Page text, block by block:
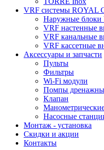
VRF системы ROYAL
Наружные блоки
VRF настенные
VRF канальные
VRF кассетные
Аксессуары и запчасти
Пульты
Фильтры
Wi-Fi модули
Помпы
Клапан
Насосные
Монтаж - установка
Скидки и акции
Контакты